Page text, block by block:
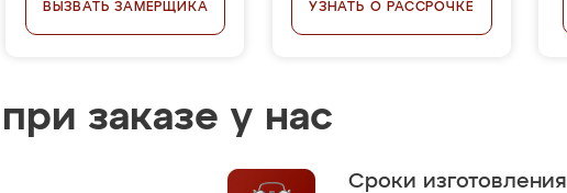
ВЫЗВАТЬ ЗАМЕРЩИКА УЗНАТЬ О РАССРОЧКЕ
заказе у нас
Сроки изготовления